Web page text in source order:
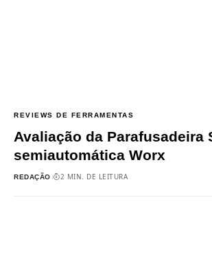
REVIEWS DE FERRAMENTAS
Avaliação da Parafusadeira
semiautomática Worx
REDAÇÃO 2 MIN. DE LEITURA